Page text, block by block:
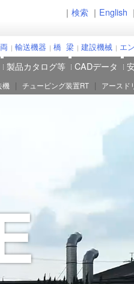
｜ 検索 ｜ English ｜
輸送機器 橋 梁 建設機械 エ
製品カタログ等 CADデータ
機 | チュービング装置RT | アースド